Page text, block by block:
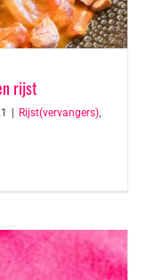
rijst
Rijst(vervangers),